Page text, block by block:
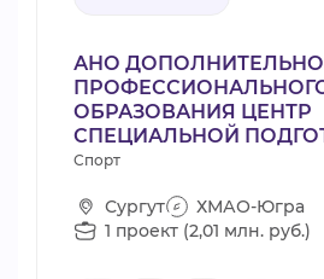
АНО
ОБРАЗОВАНИЯ ЦЕНТР
СПЕЦИАЛЬНОЙ
Спорт
Сургут
ХМАО-Югра
1 проект (2,01 млн. руб.)